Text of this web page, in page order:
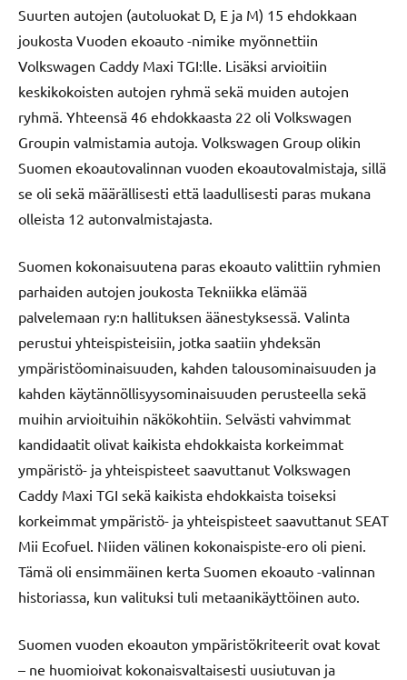
Suurten autojen (autoluokat D, E ja M) 15 ehdokkaan
joukosta Vuoden ekoauto -nimike myönnettiin
Volkswagen Caddy Maxi TGI:lle. Lisäksi arvioitiin
keskikokoisten autojen ryhmä sekä muiden autojen
ryhmä. Yhteensä 46 ehdokkaasta 22 oli Volkswagen
Groupin valmistamia autoja. Volkswagen Group olikin
Suomen ekoautovalinnan vuoden ekoautovalmistaja, sillä
se oli sekä määrällisesti että laadullisesti paras mukana
olleista 12 autonvalmistajasta.
Suomen kokonaisuutena paras ekoauto valittiin ryhmien
parhaiden autojen joukosta Tekniikka elämää
palvelemaan ry:n hallituksen äänestyksessä. Valinta
perustui yhteispisteisiin, jotka saatiin yhdeksän
ympäristöominaisuuden, kahden talousominaisuuden ja
kahden käytännöllisyysominaisuuden perusteella sekä
muihin arvioituihin näkökohtiin. Selvästi vahvimmat
kandidaatit olivat kaikista ehdokkaista korkeimmat
ympäristö- ja yhteispisteet saavuttanut Volkswagen
Caddy Maxi TGI sekä kaikista ehdokkaista toiseksi
korkeimmat ympäristö- ja yhteispisteet saavuttanut SEAT
Mii Ecofuel. Niiden välinen kokonaispiste-ero oli pieni.
Tämä oli ensimmäinen kerta Suomen ekoauto -valinnan
historiassa, kun valituksi tuli metaanikäyttöinen auto.
Suomen vuoden ekoauton ympäristökriteerit ovat kovat
– ne huomioivat kokonaisvaltaisesti uusiutuvan ja